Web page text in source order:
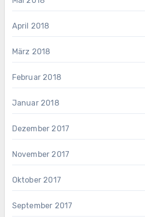
April 2018
März 2018
Februar 2018
Januar 2018
Dezember 2017
November 2017
Oktober 2017
September 2017